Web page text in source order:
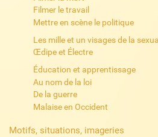
Filmer le travail
Mettre en scène le politique
Les mille et un visages de la
Œdipe et Électre
Éducation et apprentissage
Au nom de la loi
De la guerre
Malaise en Occident
Motifs, situations, imageries